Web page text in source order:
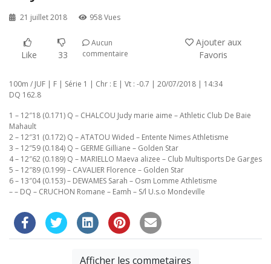
21 juillet 2018 958 Vues
Like 33
Aucun
commentaire
Ajouter aux
Favoris
100m / JUF | F | Série 1 | Chr : E | Vt : -0.7 | 20/07/2018 | 14:34
DQ 162.8
1 – 12″18 (0.171) Q – CHALCOU Judy marie aime – Athletic Club De Baie
Mahault
2 – 12″31 (0.172) Q – ATATOU Wided – Entente Nimes Athletisme
3 – 12″59 (0.184) Q – GERME Gilliane – Golden Star
4 – 12″62 (0.189) Q – MARIELLO Maeva alizee – Club Multisports De Garges
5 – 12″89 (0.199) – CAVALIER Florence – Golden Star
6 – 13″04 (0.153) – DEWAMES Sarah – Osm Lomme Athletisme
– – DQ – CRUCHON Romane – Eamh – S/l U.s.o Mondeville
Afficher les commetaires